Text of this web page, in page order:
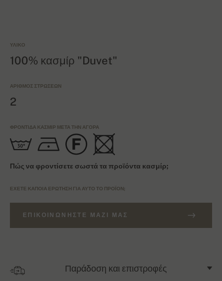
ΥΛΙΚΌ
100% κασμίρ "Duvet"
ΑΡΙΘΜΌΣ ΣΤΡΏΣΕΩΝ
2
ΦΡΟΝΤΊΔΑ ΚΑΣΜΊΡ ΜΕΤΆ ΤΗΝ ΑΓΟΡΆ
Πώς να φροντίσετε σωστά τα προϊόντα κασμίρ;
ΈΧΕΤΕ ΚΆΠΟΙΑ ΕΡΏΤΗΣΗ ΓΙΑ ΑΥΤΌ ΤΟ ΠΡΟΪΌΝ;
ΕΠΙΚΟΙΝΩΝΉΣΤΕ ΜΑΖΊ ΜΑΣ
Παράδοση και επιστροφές